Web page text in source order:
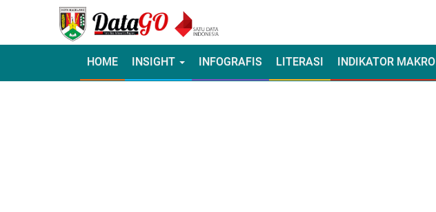
HOME INSIGHT INFOGRAFIS LITERASI INDIKATOR MAKRO